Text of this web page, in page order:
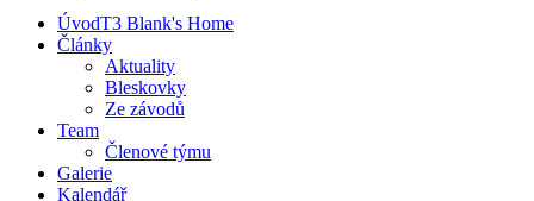
ÚvodT3 Blank's Home
Články
Aktuality
Bleskovky
Ze závodů
Team
Členové týmu
Galerie
Kalendář